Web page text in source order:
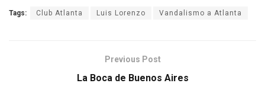
Tags: Club Atlanta Luis Lorenzo Vandalismo a Atlanta
Previous Post
La Boca de Buenos Aires